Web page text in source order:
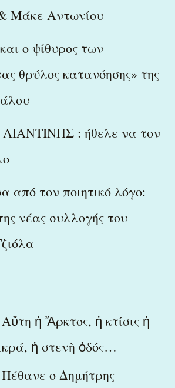
Μάκε Αντωνίου
ο ψίθυρος των
θρύλος κατανόησης» της
: ήθελε να τον
από τον ποιητικό λόγο:
νέας συλλογής του
Αὕτη ἡ Ἄρκτος, ἡ κτίσις ἡ
ἡ στενὴ ὁδός…
Πέθανε ο Δημήτρης